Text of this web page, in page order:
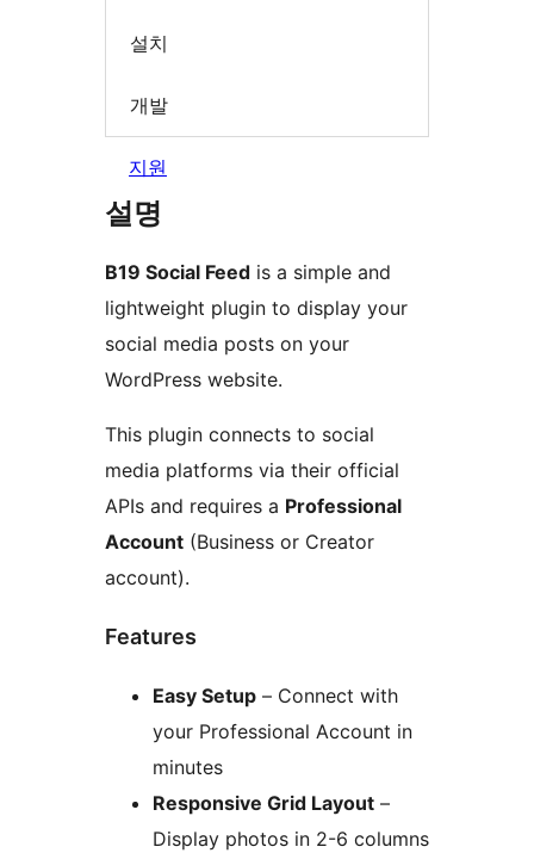
설치
개발
지원
설명
B19 Social Feed is a simple and
lightweight plugin to display your
social media posts on your
WordPress website.
This plugin connects to social
media platforms via their official
APIs and requires a Professional
Account (Business or Creator
account).
Features
Easy Setup – Connect with
your Professional Account in
minutes
Responsive Grid Layout –
Display photos in 2-6 columns